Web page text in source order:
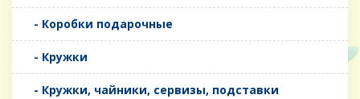
- Коробки подарочные
- Кружки
- Кружки, чайники, сервизы, подставки